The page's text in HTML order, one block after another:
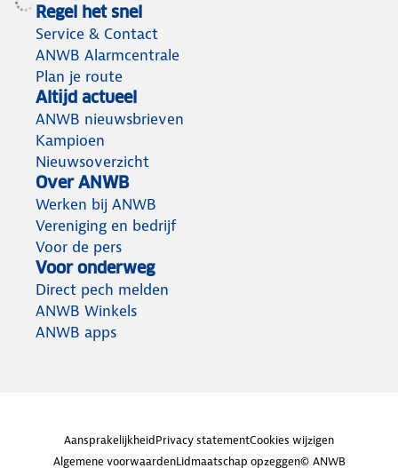
Regel het snel
Service & Contact
ANWB Alarmcentrale
Plan je route
Altijd actueel
ANWB nieuwsbrieven
Kampioen
Nieuwsoverzicht
Over ANWB
Werken bij ANWB
Vereniging en bedrijf
Voor de pers
Voor onderweg
Direct pech melden
ANWB Winkels
ANWB apps
AansprakelijkheidPrivacy statementCookies wijzigen
Algemene voorwaardenLidmaatschap opzeggen© ANWB